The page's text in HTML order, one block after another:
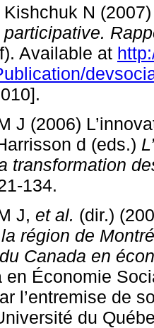
Kishchuk N
Available at
J (2006)
d (eds.)
transformation
134.
J, et al. (dir.)
région de
Canada en
en Économie
l’entremise de
du